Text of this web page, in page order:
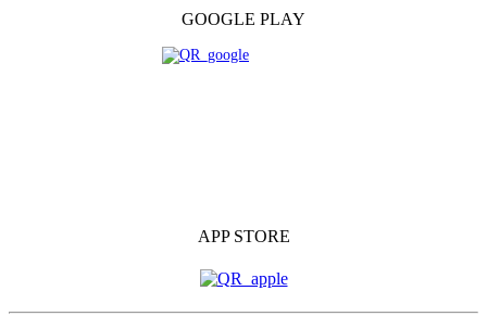
GOOGLE PLAY
APP STORE